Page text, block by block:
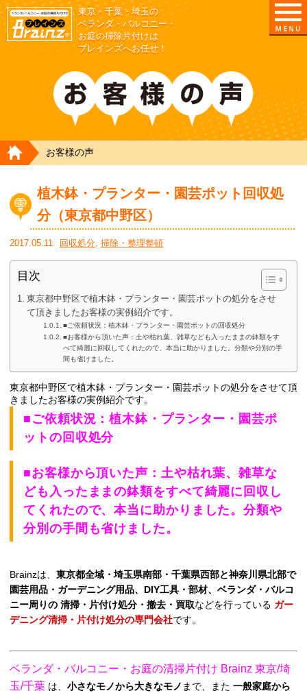
東京/埼玉/千葉/神奈川の ベランダ・庭の清掃片付け
東京・千葉・埼玉の
ベランダ・バルコニー・
お庭の掃除片付けは
ブレインズへお任せ！
HOME
お客様の声
植木鉢・プランター・園芸ポット回収処
分（東京都中野区）
2017.05.11 回収処分, 掃除・整理整頓
目次
東京都中野区で植木鉢・プランター・園芸ポットの処分をさせ
て頂きましたお客様の実例紹介です。
■ご依頼状況：植木鉢・プランター・園芸ポットの回収処分
■お客様から頂いた声：土や枯れ葉、雑草なども入ったままの鉢類をす
べて綺麗に回収してくれたので、本当に助かりました。分類や分別の手
間も省けました。
東京都中野区で植木鉢・プランター・園芸ポットの処分をさせて頂
きましたお客様の実例紹介です。
■ご依頼状況：植木鉢・プランター・園芸ポ
ットの回収処分
■お客様から頂いた声：土や枯れ葉、雑草な
ども入ったままの鉢類をすべて綺麗に回収し
てくれたので、本当に助かりました。分類や
分別の手間も省けました。
Brainzは、 東京都全域・埼玉県南部・千葉県西部と神奈川県北部で
園芸用品・ガーデニング用品、DIY工具・部材、ベランダ・バルコ
ニー周りの 清掃・片付け処分・撤去・買取などを行っている ガー
デニング清掃・片付け処分の専門会社です。
ベランダ・バルコニー・お庭の清掃片付け Brainz 東京/埼
玉/千葉 は、 小さなモノから大きなモノ まで、また 一般家庭から